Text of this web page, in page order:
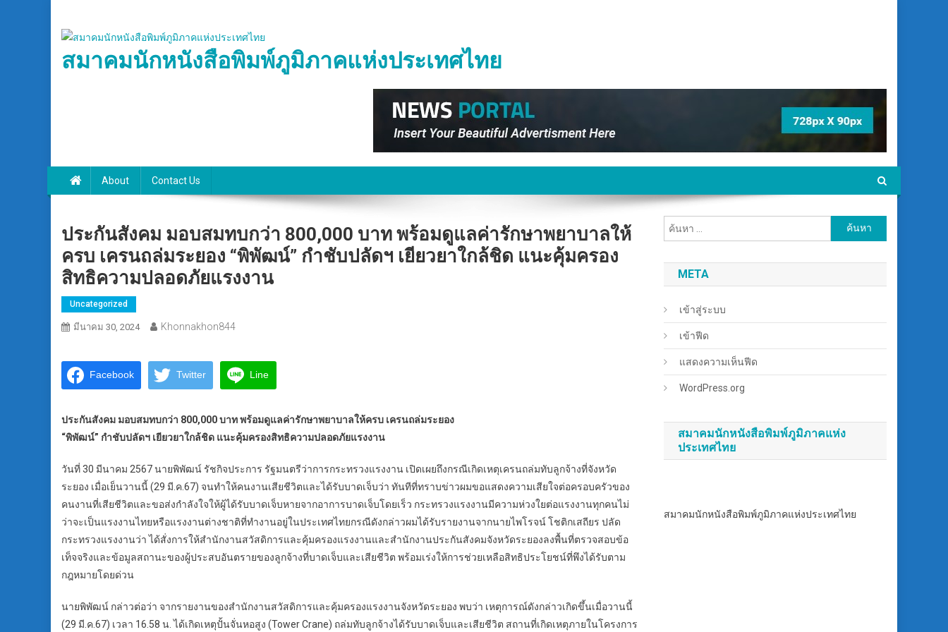
content
สมาคมนักหนังสือพิมพ์ภูมิภาคแห่งประเทศไทย
About Contact Us
ประกันสังคม มอบสมทบกว่า 800,000 บาท พร้อมดูแลค่ารักษาพยาบาลให้
ครบ เครนถล่มระยอง “พิพัฒน์” กำชับปลัดฯ เยียวยาใกล้ชิด แนะคุ้มครอง
สิทธิความปลอดภัยแรงงาน
Uncategorized
มีนาคม 30, 2024 Khonnakhon844
Facebook Twitter Line
ประกันสังคม มอบสมทบกว่า 800,000 บาท พร้อมดูแลค่ารักษาพยาบาลให้ครบ เครนถล่มระยอง
“พิพัฒน์” กำชับปลัดฯ เยียวยาใกล้ชิด แนะคุ้มครองสิทธิความปลอดภัยแรงงาน
วันที่ 30 มีนาคม 2567 นายพิพัฒน์ รัชกิจประการ รัฐมนตรีว่าการกระทรวงแรงงาน เปิดเผยถึงกรณีเกิดเหตุเครนถล่มทับลูกจ้างที่จังหวัด
ระยอง เมื่อเย็นวานนี้ (29 มี.ค.67) จนทำให้คนงานเสียชีวิตและได้รับบาดเจ็บว่า ทันทีที่ทราบข่าวผมขอแสดงความเสียใจต่อครอบครัวของ
คนงานที่เสียชีวิตและขอส่งกำลังใจให้ผู้ได้รับบาดเจ็บหายจากอาการบาดเจ็บโดยเร็ว กระทรวงแรงงานมีความห่วงใยต่อแรงงานทุกคนไม่
ว่าจะเป็นแรงงานไทยหรือแรงงานต่างชาติที่ทำงานอยู่ในประเทศไทยกรณีดังกล่าวผมได้รับรายงานจากนายไพโรจน์ โชติกเสถียร ปลัด
กระทรวงแรงงานว่า ได้สั่งการให้สำนักงานสวัสดิการและคุ้มครองแรงงานและสำนักงานประกันสังคมจังหวัดระยองลงพื้นที่ตรวจสอบข้อ
เท็จจริงและข้อมูลสถานะของผู้ประสบอันตรายของลูกจ้างที่บาดเจ็บและเสียชีวิต พร้อมเร่งให้การช่วยเหลือสิทธิประโยชน์ที่พึงได้รับตาม
กฎหมายโดยด่วน
นายพิพัฒน์ กล่าวต่อว่า จากรายงานของสำนักงานสวัสดิการและคุ้มครองแรงงานจังหวัดระยอง พบว่า เหตุการณ์ดังกล่าวเกิดขึ้นเมื่อวานนี้
(29 มี.ค.67) เวลา 16.58 น. ได้เกิดเหตุปั้นจั่นหอสูง (Tower Crane) ถล่มทับลูกจ้างได้รับบาดเจ็บและเสียชีวิต สถานที่เกิดเหตุภายในโครงการ
ค้นหา
สำหรับ:
META
เข้าสู่ระบบ
เข้าฟีด
แสดงความเห็นฟีด
WordPress.org
สมาคมนักหนังสือพิมพ์ภูมิภาคแห่ง
ประเทศไทย
สมาคมนักหนังสือพิมพ์ภูมิภาคแห่งประเทศไทย